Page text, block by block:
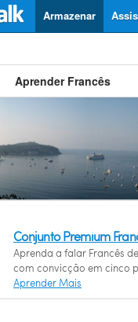
Armazenar
Aprender Francês
Conjunto Premium
Aprenda a falar Francês
com convicção em cinco
Aprender Mais